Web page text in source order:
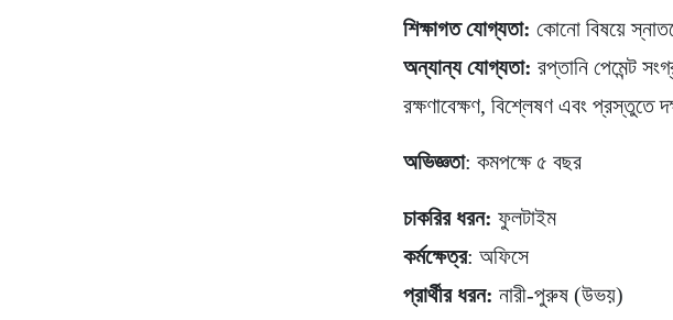
শিক্ষাগত যোগ্যতা:কোনো বিষয়ে
অন্যান্য যোগ্যতা: রপ্তানি পেমেন্ট
রক্ষণাবেক্ষণ, বিশ্লেষণ এবং প্রস্তুতে
অভিজ্ঞতা: কমপক্ষে ৫ বছর
চাকরির ধরন: ফুলটাইম
কর্মক্ষেত্র: অফিসে
প্রার্থীর ধরন: নারী-পুরুষ (উভয়)